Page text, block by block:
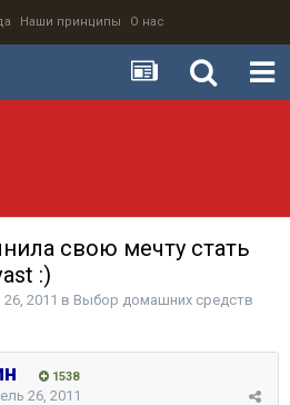
Наши принципы О нас
свою мечту стать
:)
2011 в Выбор домашних средств
1538
26, 2011